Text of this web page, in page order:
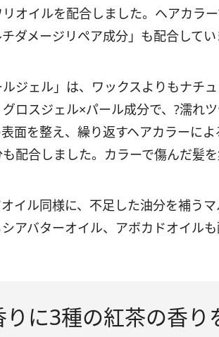
オイルを配合しました。ヘアカラー
ダメージリペア成分」も配合してい
ルジェル」は、ワックスよりもナチ
ロスジェル×パール成分で、?濡れツ
面を整え、繰り返すヘアカラーに
配合しました。カラーで傷んだ髪を
イル同様に、不足した油分を補う
アバターオイル、アボカドオイルも
に3種の紅茶の香り